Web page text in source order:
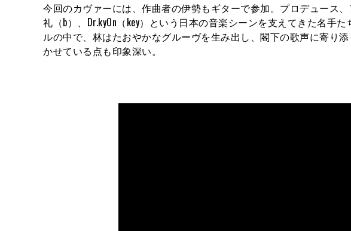
今回のカヴァーには、作曲者の伊勢もギターで参加。プロデュース
礼（b）、Dr.kyOn（key）という日本の音楽シーンを支えてきた名手
ルの中で、林はたおやかなグルーヴを生み出し、閣下の歌声に寄り
かせている点も印象深い。